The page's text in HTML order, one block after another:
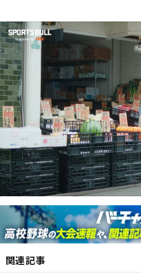
関連記事